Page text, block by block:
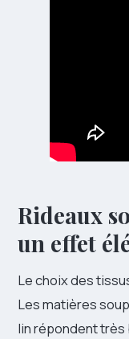
Rideaux
un effet
Le choix des
Les matières
lin répondent très